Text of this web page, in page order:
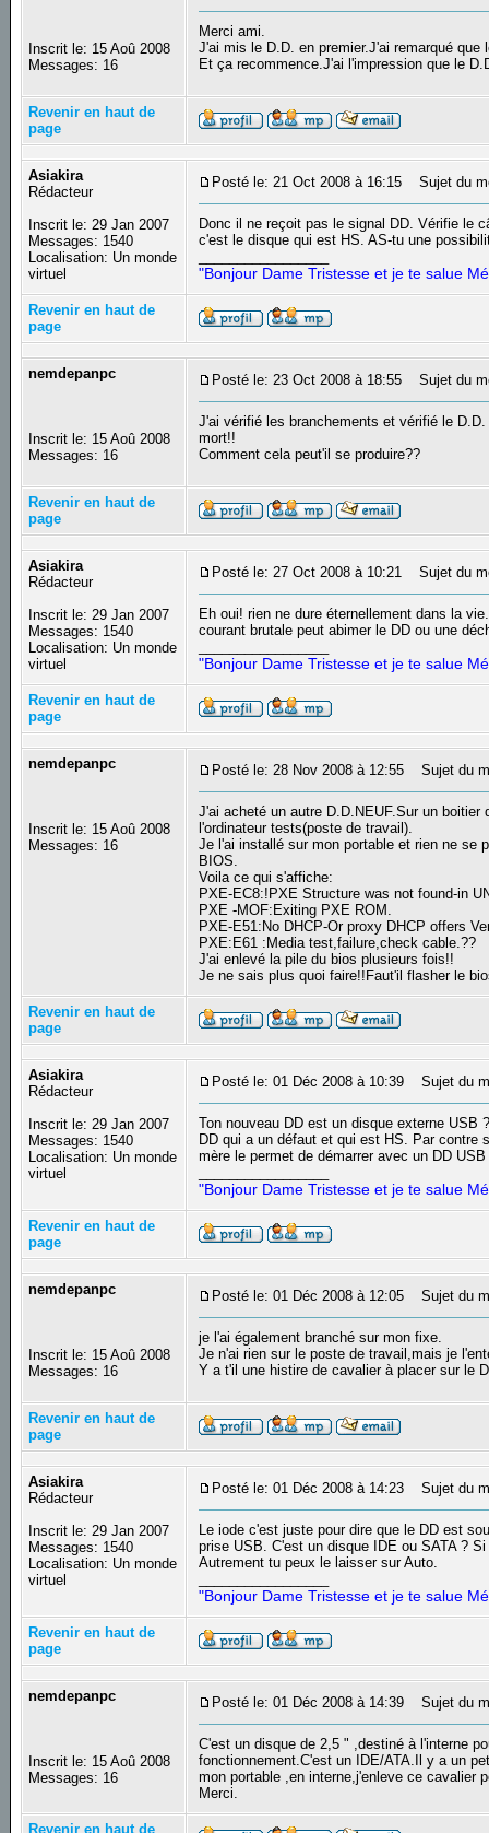
Inscrit le: 15 Aoû 2008
Messages: 16
Merci ami.
J'ai mis le D.D. en premier.J'ai remarqué
Et ça recommence.J'ai l'impression que le
Revenir en haut de
page
Asiakira
Rédacteur
Inscrit le: 29 Jan 2007
Messages: 1540
Localisation: Un monde
virtuel
Posté le: 21 Oct 2008 à 16:15 Sujet du
Donc il ne reçoit pas le signal DD. Vérifie le
c'est le disque qui est HS. AS-tu une
"Bonjour Dame Tristesse et je te salue
Revenir en haut de
page
nemdepanpc
Inscrit le: 15 Aoû 2008
Messages: 16
Posté le: 23 Oct 2008 à 18:55 Sujet du
J'ai vérifié les branchements et vérifié le
mort!!
Comment cela peut'il se produire??
Revenir en haut de
page
Asiakira
Rédacteur
Inscrit le: 29 Jan 2007
Messages: 1540
Localisation: Un monde
virtuel
Posté le: 27 Oct 2008 à 10:21 Sujet du
Eh oui! rien ne dure éternellement dans la
courant brutale peut abimer le DD ou une
"Bonjour Dame Tristesse et je te salue
Revenir en haut de
page
nemdepanpc
Inscrit le: 15 Aoû 2008
Messages: 16
Posté le: 28 Nov 2008 à 12:55 Sujet du
J'ai acheté un autre D.D.NEUF.Sur un
l'ordinateur tests(poste de travail).
Je l'ai installé sur mon portable et rien ne se
BIOS.
Voila ce qui s'affiche:
PXE-EC8:!PXE Structure was not found-in
PXE -MOF:Exiting PXE ROM.
PXE-E51:No DHCP-Or proxy DHCP offers
PXE:E61 :Media test,failure,check cable.??
J'ai enlevé la pile du bios plusieurs fois!!
Je ne sais plus quoi faire!!Faut'il flasher le
Revenir en haut de
page
Asiakira
Rédacteur
Inscrit le: 29 Jan 2007
Messages: 1540
Localisation: Un monde
virtuel
Posté le: 01 Déc 2008 à 10:39 Sujet du
Ton nouveau DD est un disque externe
DD qui a un défaut et qui est HS. Par
mère le permet de démarrer avec un DD
"Bonjour Dame Tristesse et je te salue
Revenir en haut de
page
nemdepanpc
Inscrit le: 15 Aoû 2008
Messages: 16
Posté le: 01 Déc 2008 à 12:05 Sujet du
je l'ai également branché sur mon fixe.
Je n'ai rien sur le poste de travail,mais je
Y a t'il une histire de cavalier à placer sur le
Revenir en haut de
page
Asiakira
Rédacteur
Inscrit le: 29 Jan 2007
Messages: 1540
Localisation: Un monde
virtuel
Posté le: 01 Déc 2008 à 14:23 Sujet du
Le iode c'est juste pour dire que le DD est
prise USB. C'est un disque IDE ou SATA ?
Autrement tu peux le laisser sur Auto.
"Bonjour Dame Tristesse et je te salue
Revenir en haut de
page
nemdepanpc
Inscrit le: 15 Aoû 2008
Messages: 16
Posté le: 01 Déc 2008 à 14:39 Sujet du
C'est un disque de 2,5 " ,destiné à l'interne
fonctionnement.C'est un IDE/ATA.Il y a un
mon portable ,en interne,j'enleve ce cavalier
Merci.
Revenir en haut de